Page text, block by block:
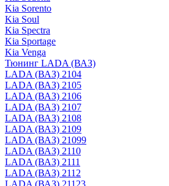
Kia Sorento
Kia Soul
Kia Spectra
Kia Sportage
Kia Venga
Тюнинг LADA (ВАЗ)
LADA (ВАЗ) 2104
LADA (ВАЗ) 2105
LADA (ВАЗ) 2106
LADA (ВАЗ) 2107
LADA (ВАЗ) 2108
LADA (ВАЗ) 2109
LADA (ВАЗ) 21099
LADA (ВАЗ) 2110
LADA (ВАЗ) 2111
LADA (ВАЗ) 2112
LADA (ВАЗ) 21123